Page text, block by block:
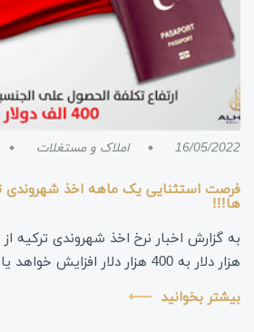
16/05/2022 املاک و مستغلات
فرصت استثنایی یک ماهه اخذ شهروندی
ها!!!
هزار دلار به 400 هزار دلار افزایش خواهد یافت.
بیشتر بخوانید